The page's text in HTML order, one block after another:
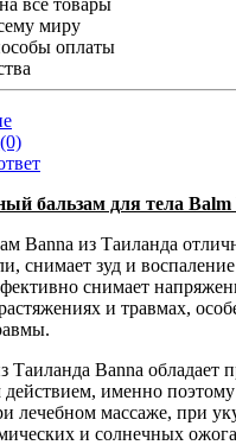
миру
оплаты
бальзам для тела
Banna из Таиланда
снимает зуд и воспаление
снимает
и травмах,
Таиланда Banna обладает
именно поэтому
лечебном массаже, при
и солнечных